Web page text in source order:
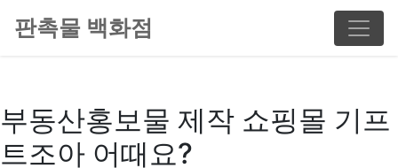
판촉물 백화점
부동산홍보물 제작 쇼핑몰 기프
트조아 어때요?